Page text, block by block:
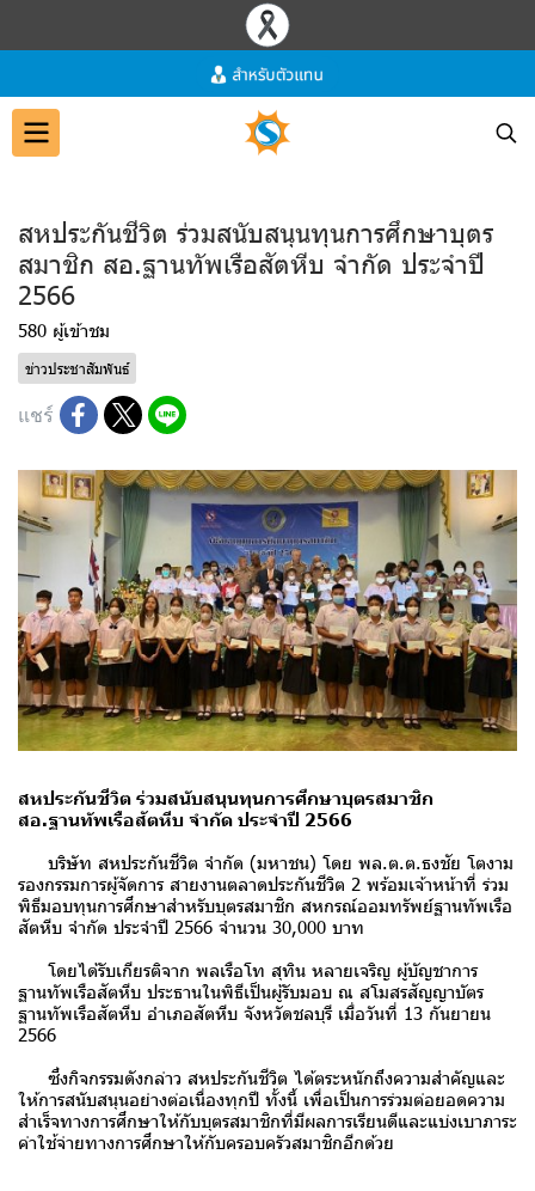
สหประกันชีวิต ร่วมสนับสนุนทุนการศึกษาบุตร
สมาชิก สอ.ฐานทัพเรือสัตหีบ จำกัด ประจำปี
2566
580 ผู้เข้าชม
ข่าวประชาสัมพันธ์
แชร์
สหประกันชีวิต ร่วมสนับสนุนทุนการศึกษาบุตรสมาชิก
สอ.ฐานทัพเรือสัตหีบ จำกัด ประจำปี 2566
บริษัท สหประกันชีวิต จำกัด (มหาชน) โดย พล.ต.ต.ธงชัย โตงาม
รองกรรมการผู้จัดการ สายงานตลาดประกันชีวิต 2 พร้อมเจ้าหน้าที่ ร่วม
พิธีมอบทุนการศึกษาสำหรับบุตรสมาชิก สหกรณ์ออมทรัพย์ฐานทัพเรือ
สัตหีบ จำกัด ประจำปี 2566 จำนวน 30,000 บาท
โดยได้รับเกียรติจาก พลเรือโท สุทิน หลายเจริญ ผู้บัญชาการ
ฐานทัพเรือสัตหีบ ประธานในพิธีเป็นผู้รับมอบ ณ สโมสรสัญญาบัตร
ฐานทัพเรือสัตหีบ อำเภอสัตหีบ จังหวัดชลบุรี เมื่อวันที่ 13 กันยายน
2566
ซึ่งกิจกรรมดังกล่าว สหประกันชีวิต ได้ตระหนักถึงความสำคัญและ
ให้การสนับสนุนอย่างต่อเนื่องทุกปี ทั้งนี้ เพื่อเป็นการร่วมต่อยอดความ
สำเร็จทางการศึกษาให้กับบุตรสมาชิกที่มีผลการเรียนดีและแบ่งเบาภาระ
ค่าใช้จ่ายทางการศึกษาให้กับครอบครัวสมาชิกอีกด้วย